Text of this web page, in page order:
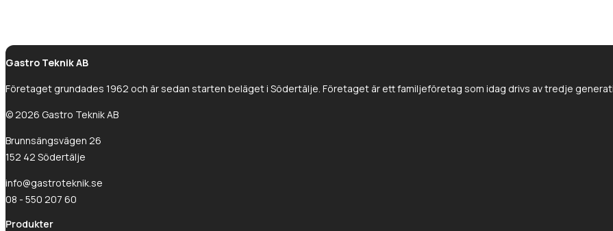
Gastro Teknik AB
Företaget grundades 1962 och är sedan starten beläget i Södertälje. Företaget är ett familjeföretag som idag drivs av tredje
© 2026 Gastro Teknik AB
Brunnsängsvägen 26
152 42 Södertälje
info@gastroteknik.se
08 - 550 207 60
Produkter